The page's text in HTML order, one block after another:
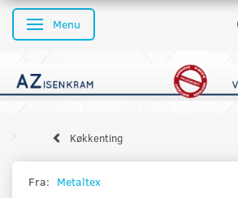
Skifte navigation
Menu
Køkkenting
Fra: Metaltex